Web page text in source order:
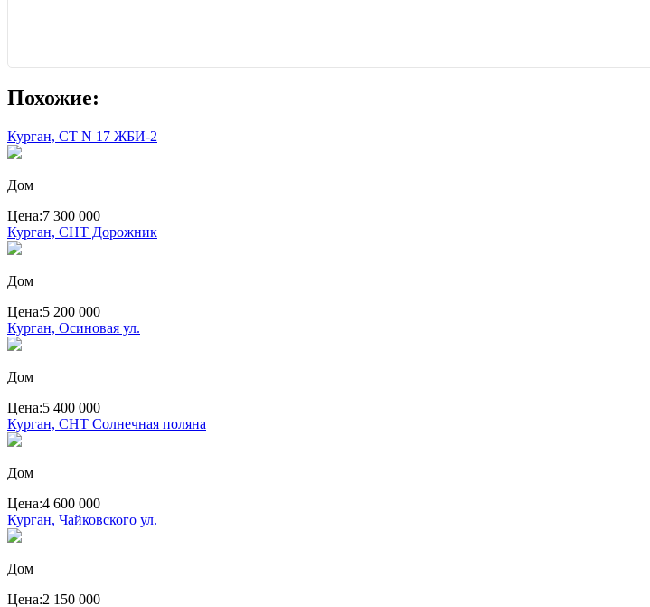
Похожие:
Курган, СТ N 17 ЖБИ-2
Дом
Цена:7 300 000
Курган, СНТ Дорожник
Дом
Цена:5 200 000
Курган, Осиновая ул.
Дом
Цена:5 400 000
Курган, СНТ Солнечная поляна
Дом
Цена:4 600 000
Курган, Чайковского ул.
Дом
Цена:2 150 000